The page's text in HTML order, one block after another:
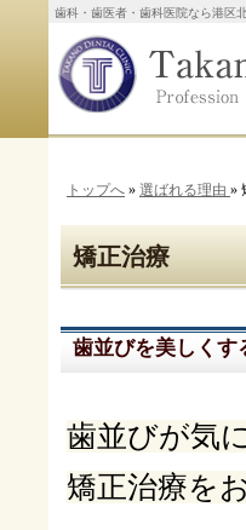
矯正治療
歯科・歯医者・歯科医院なら港区
トップへ » 選ばれる理由 »
歯並びを美しくす
歯並びが気
矯正治療を